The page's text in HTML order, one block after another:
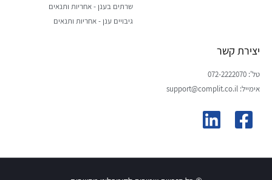
שרתים בענן - אחריות ותנאים
גיבויים ענן - אחריות ותנאים
יצירת קשר
טל': 072-2222070
אימייל: support@complit.co.il